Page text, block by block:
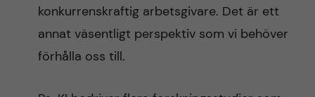
konkurrenskraftig arbetsgivare. Det är ett
annat väsentligt perspektiv som vi behöver
förhålla oss till.